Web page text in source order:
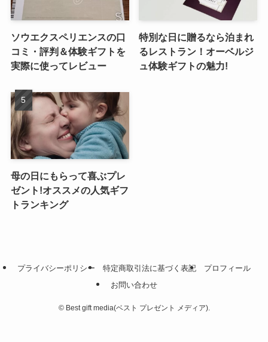
ソウエクスペリエンスの口
コミ・評判＆体験ギフトを
実際に使ってレビュー
特別な日に贈るなら泊まれ
るレストラン！オーベルジ
ュ体験ギフトの魅力!
母の日にもらって喜ぶプレ
ゼント!オススメの人気ギフ
トランキング
プライバシーポリシー 特定商取引法に基づく表記
プロフィール
お問い合わせ
©Best gift media(ベスト プレゼント メディア).